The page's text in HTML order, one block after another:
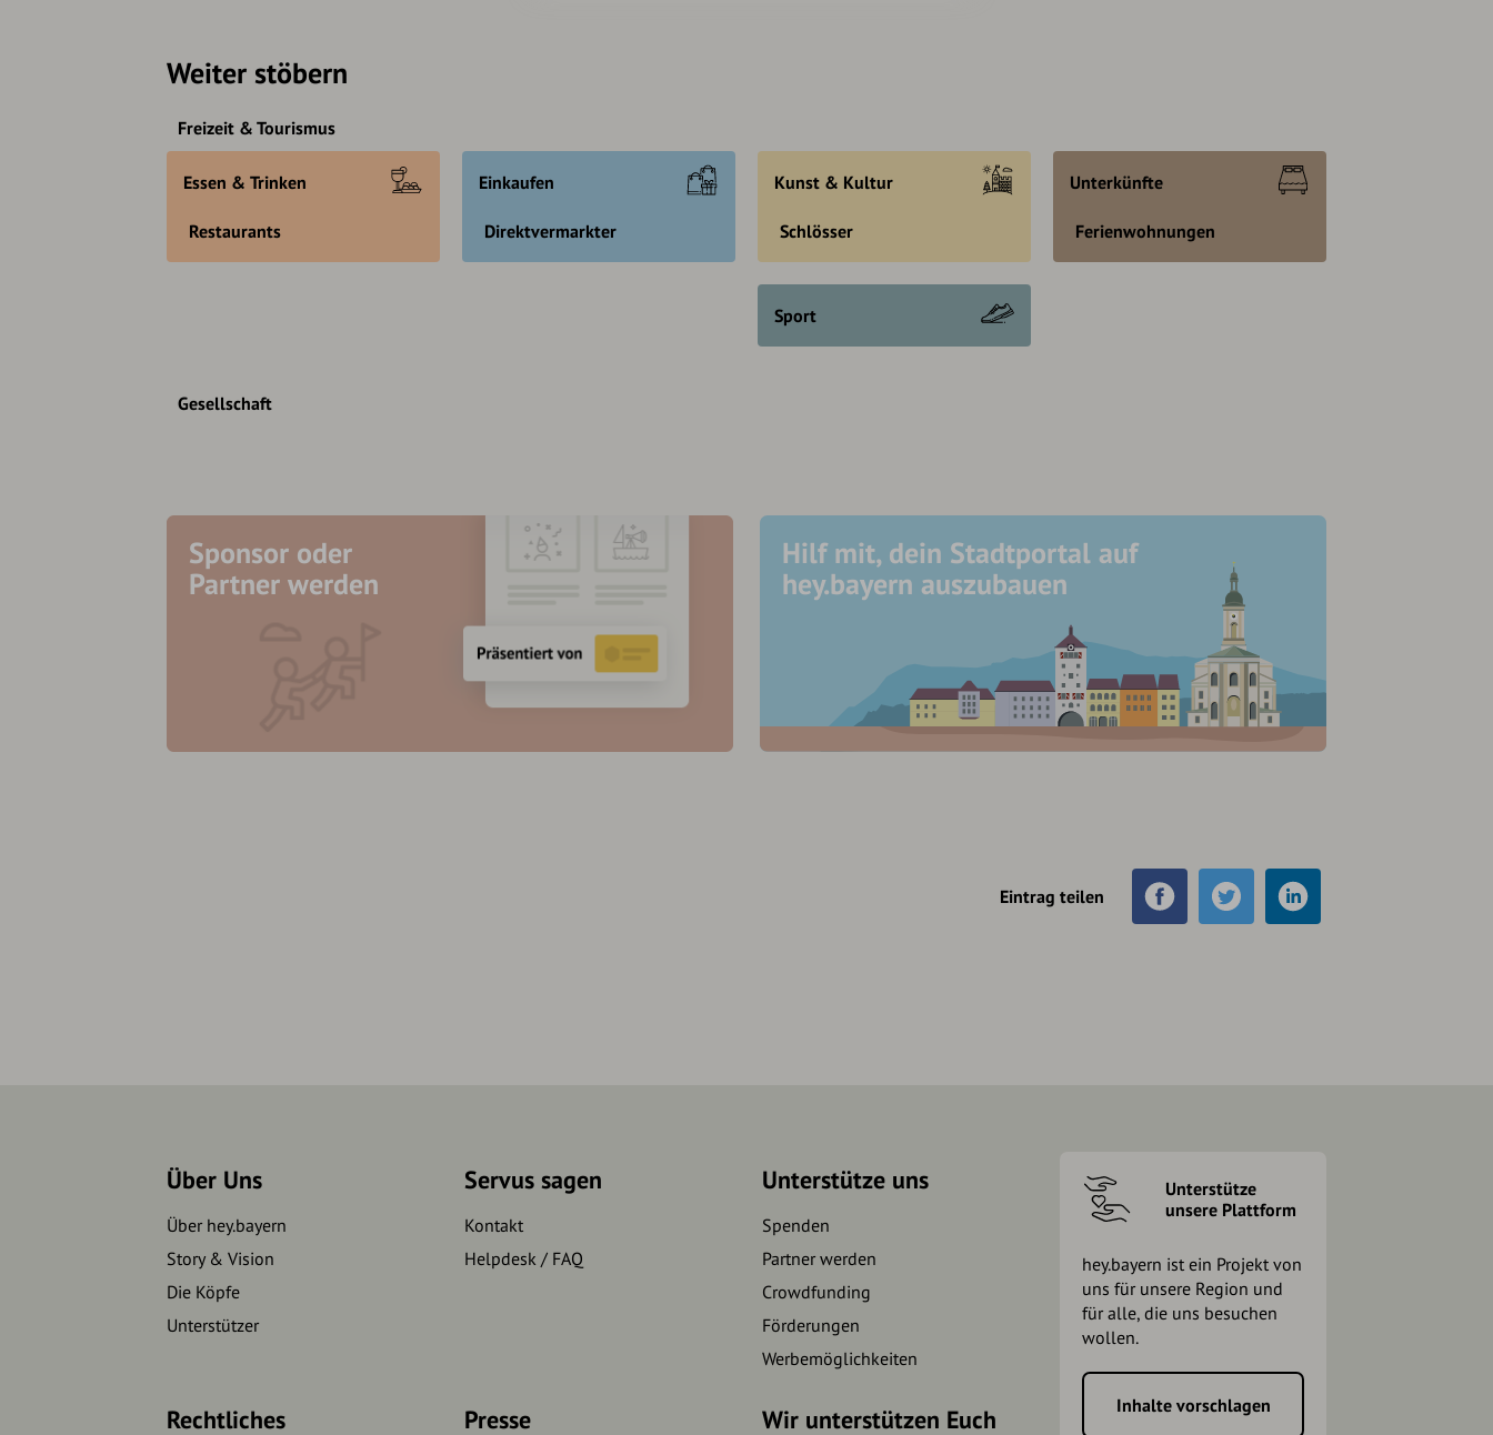
Weiter stöbern
Freizeit & Tourismus
Essen & Trinken
Restaurants
Einkaufen
Direktvermarkter
Kunst & Kultur
Schlösser
Sport
Unterkünfte
Ferienwohnungen
Gesellschaft
Sponsor oder
Partner werden
Hilf mit, dein Stadtportal auf
hey.bayern auszubauen
Eintrag teilen
Über Uns
Über hey.bayern
Story & Vision
Die Köpfe
Unterstützer
Servus sagen
Kontakt
Helpdesk / FAQ
Unterstütze uns
Spenden
Partner werden
Crowdfunding
Förderungen
Werbemöglichkeiten
Rechtliches Presse Wir unterstützen Euch
Unterstütze
unsere Plattform
hey.bayern ist ein Projekt von
uns für unsere Region und
für alle, die uns besuchen
wollen.
Inhalte vorschlagen